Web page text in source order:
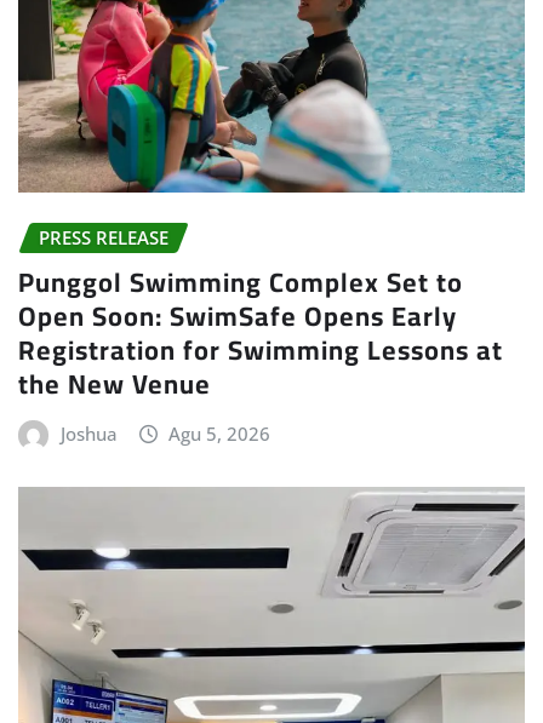
PRESS RELEASE
Punggol Swimming Complex Set to
Open Soon: SwimSafe Opens Early
Registration for Swimming Lessons at
the New Venue
Joshua Agu 5, 2026